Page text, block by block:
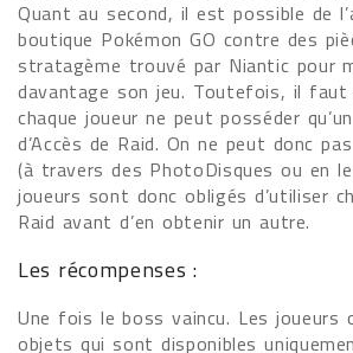
Quant au second, il est possible de
boutique Pokémon GO contre des
stratagème trouvé par Niantic pour
davantage son jeu. Toutefois, il faut
chaque joueur ne peut posséder
d’Accès de Raid. On ne peut donc
(à travers des PhotoDisques ou en
joueurs sont donc obligés d’utiliser
Raid avant d’en obtenir un autre.
Les récompenses :
Une fois le boss vaincu. Les joueurs
objets qui sont disponibles